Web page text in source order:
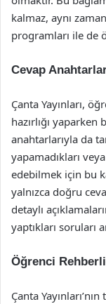
kalmaz, aynı
programları ile de
Cevap
Çanta Yayınları,
hazırlığı
anahtarlarıyla da
yapamadıkları
edebilmek için bu
yalnızca doğru
detaylı
yaptıkları soruları
Öğrenci
Çanta